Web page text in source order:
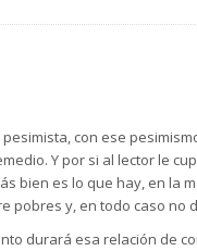
con ese
Y por si al lector le
bien es lo que hay, en la
pobres y, en todo caso no
durará esa relación de